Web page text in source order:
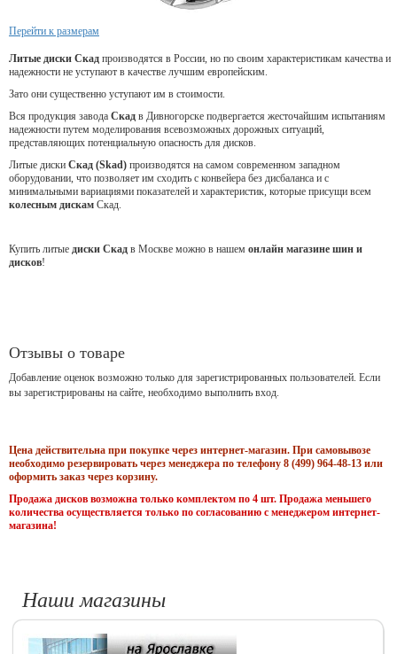
Перейти к размерам
Литые диски Скад производятся в России, но по своим характеристикам качества и
надежности не уступают в качестве лучшим европейским.
Зато они существенно уступают им в стоимости.
Вся продукция завода Скад в Дивногорске подвергается жесточайшим испытаниям
надежности путем моделирования всевозможных дорожных ситуаций,
представляющих потенциальную опасность для дисков.
Литые диски Скад (Skad) производятся на самом современном западном
оборудовании, что позволяет им сходить с конвейера без дисбаланса и с
минимальными вариациями показателей и характеристик, которые присущи всем
колесным дискам Скад.
Купить литые диски Скад в Москве можно в нашем онлайн магазине шин и
дисков!
Отзывы о товаре
Добавление оценок возможно только для зарегистрированных пользователей. Если
вы зарегистрированы на сайте, необходимо выполнить вход.
Цена действительна при покупке через интернет-магазин. При самовывозе
необходимо резервировать через менеджера по телефону 8 (499) 964-48-13 или
оформить заказ через корзину.
Продажа дисков возможна только комплектом по 4 шт. Продажа меньшего
количества осуществляется только по согласованию с менеджером интернет-
магазина!
Наши магазины